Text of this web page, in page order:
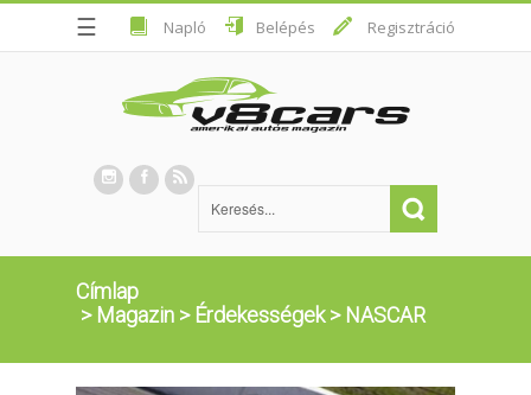
☰ Napló Belépés Regisztráció
Címlap
> Magazin > Érdekességek> NASCAR